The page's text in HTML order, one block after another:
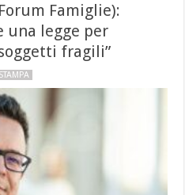
Famiglie):
una legge per
fragili”